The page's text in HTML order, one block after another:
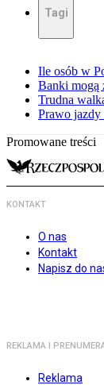
Tagi
Ile osób w
Banki mogą
Trudna
Prawo jazdy
Promowane treści
KONTAKT
O nas
Kontakt
Napisz do
REKLAMA I
Reklama